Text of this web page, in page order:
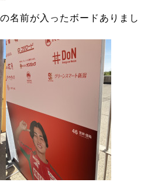
名前が入ったボードありまし